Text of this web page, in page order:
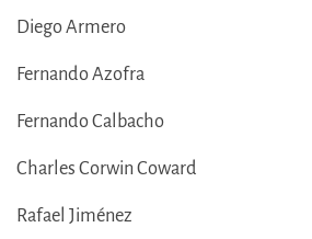
Diego Armero
Fernando Azofra
Fernando Calbacho
Charles Corwin Coward
Rafael Jiménez